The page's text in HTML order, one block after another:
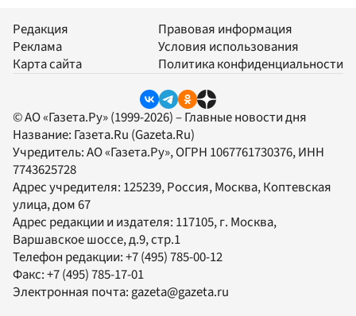
Редакция
Реклама
Карта сайта
Правовая информация
Условия использования
Политика конфиденциальности
© АО «Газета.Ру» (1999-2026) – Главные новости дня
Название: Газета.Ru (Gazeta.Ru)
Учредитель:АО «Газета.Ру», ОГРН 1067761730376, ИНН
7743625728
Адрес учредителя: 125239, Россия, Москва, Коптевская
улица, дом 67
Адрес редакции и издателя: 117105, г. Москва,
Варшавское шоссе, д.9, стр.1
Телефон редакции:+7 (495) 785-00-12
Факс:+7 (495) 785-17-01
Электронная почта: gazeta@gazeta.ru